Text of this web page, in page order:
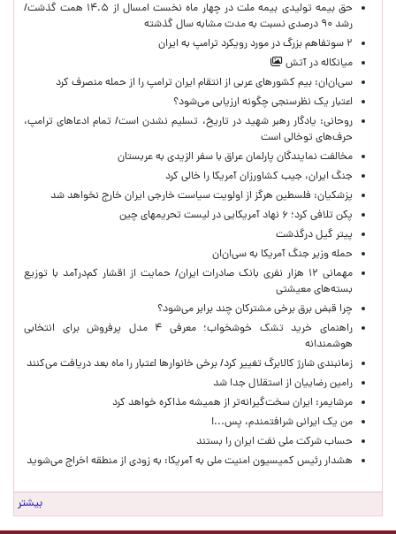
حق بیمه تولیدی بیمه ملت در چهار ماه نخست امسال از ۱۴.۵ همت گذشت/
رشد ۹۰ درصدی نسبت به مدت مشابه سال گذشته
۲ سوتفاهم بزرگ در مورد رویکرد ترامپ به ایران
میانکاله در آتش
سی‌ان‌ان: بیم کشورهای عربی از انتقام ایران ترامپ را از حمله منصرف کرد
اعتبار یک نظرسنجی چگونه ارزیابی می‌شود؟
روحانی: یادگار رهبر شهید در تاریخ، تسلیم نشدن است/ تمام ادعاهای ترامپ،
حرف‌های توخالی است
مخالفت نمایندگان پارلمان عراق با سفر الزیدی به عربستان
جنگ ایران، جیب کشاورزان آمریکا را خالی کرد
پزشکیان: فلسطین هرگز از اولویت سیاست خارجی ایران خارج نخواهد شد
پکن تلافی کرد؛ ۶ نهاد آمریکایی در لیست تحریمهای چین
پیتر گیل درگذشت
حمله وزیر جنگ آمریکا به سی‌ان‌ان
مهمانی ۱۲ هزار نفری بانک صادرات ایران/ حمایت از اقشار کم‌درآمد با توزیع
بسته‌های معیشتی
چرا قبض برق برخی مشترکان چند برابر می‌شود؟
راهنمای خرید تشک خوشخواب؛ معرفی ۴ مدل پرفروش برای انتخابی
هوشمندانه
زمانبندی شارژ کالابرگ تغییر کرد/ برخی خانوارها اعتبار را ماه بعد دریافت می‌کنند
رامین رضاییان از استقلال جدا شد
مرشایمر: ایران سخت‌گیرانه‌تر از همیشه مذاکره خواهد کرد
من یک ایرانی شرافتمندم، پس...!
حساب‌ شرکت ملی نفت ایران را بستند
هشدار رئیس کمیسیون امنیت ملی به آمریکا: به زودی از منطقه اخراج می‌شوید
بیشتر